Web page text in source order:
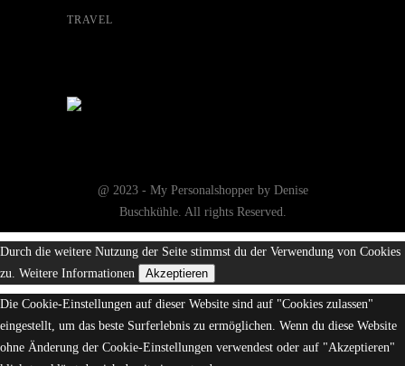
TRAVEL
@ 2023 - My Personalshopper by Denise
Buschkühle. All rights Reserved.
Durch die weitere Nutzung der Seite stimmst du der Verwendung von Cookies
zu. Weitere Informationen Akzeptieren
Die Cookie-Einstellungen auf dieser Website sind auf "Cookies zulassen"
eingestellt, um das beste Surferlebnis zu ermöglichen. Wenn du diese Website
ohne Änderung der Cookie-Einstellungen verwendest oder auf "Akzeptieren"